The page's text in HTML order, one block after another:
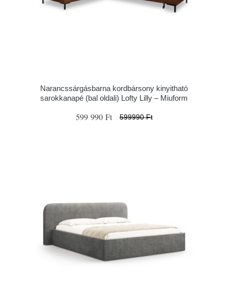
Narancssárgásbarna kordbársony kinyitható
sarokkanapé (bal oldali) Lofty Lilly – Miuform
599 990 Ft 599990 Ft